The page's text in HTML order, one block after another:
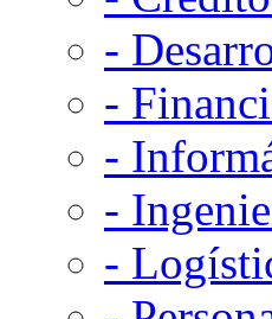
-
-
-
-
-